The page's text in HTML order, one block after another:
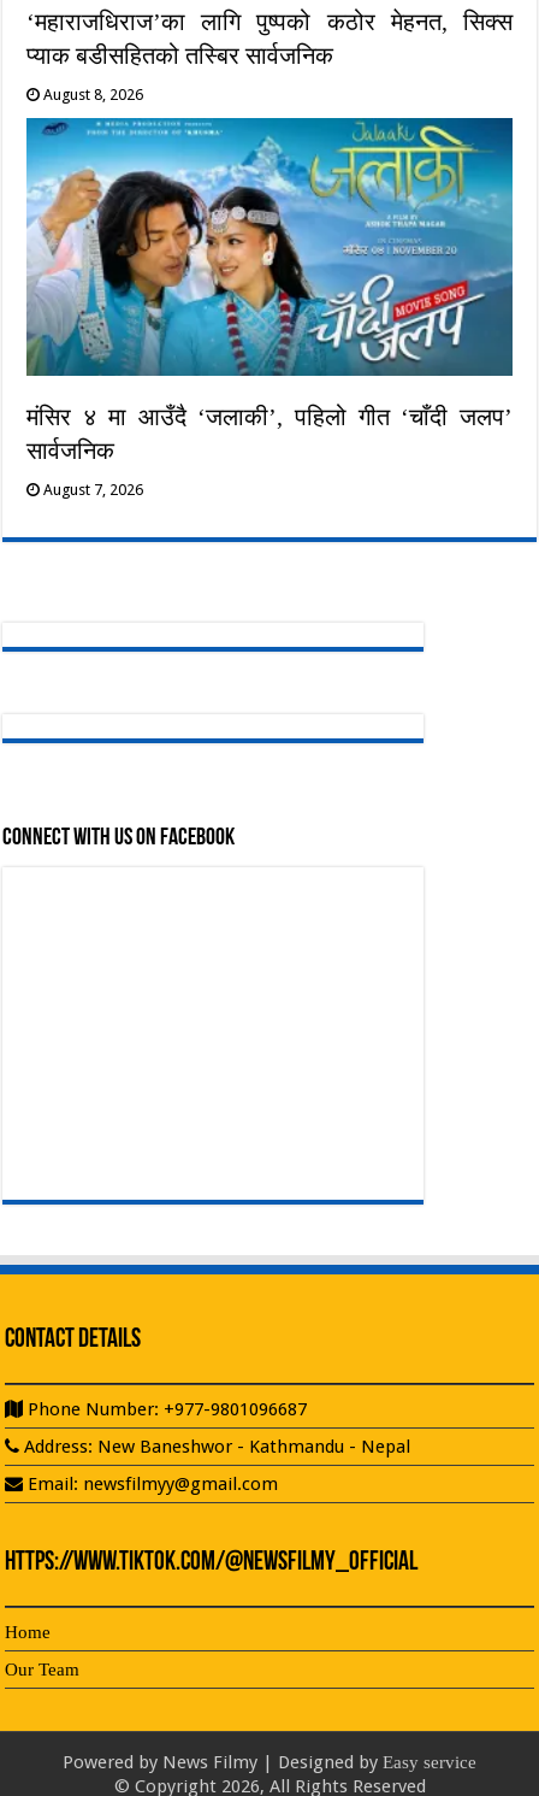
‘महाराजधिराज’का लागि पुष्पको कठोर मेहनत, सिक्स
प्याक बडीसहितको तस्बिर सार्वजनिक
August 8, 2026
मंसिर ४ मा आउँदै ‘जलाकी’, पहिलो गीत ‘चाँदी जलप’
सार्वजनिक
August 7, 2026
Connect with us on Facebook
Contact Details
Phone Number: +977-9801096687
Address: New Baneshwor - Kathmandu - Nepal
Email: newsfilmyy@gmail.com
https://www.tiktok.com/@newsfilmy_official
Home
Our Team
Powered by News Filmy | Designed by Easy service
© Copyright 2026, All Rights Reserved